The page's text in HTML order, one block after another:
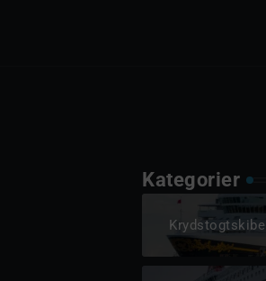
Kategorier
Krydstogtskibe